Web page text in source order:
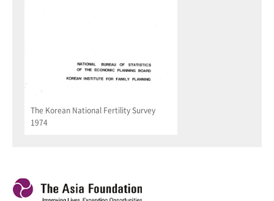
The Korean National Fertility Survey
1974